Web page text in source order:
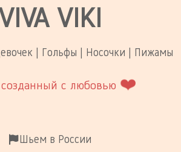
VIKI
| Гольфы | Носочки | Пижамы
с любовью ❤️
Шьем в России